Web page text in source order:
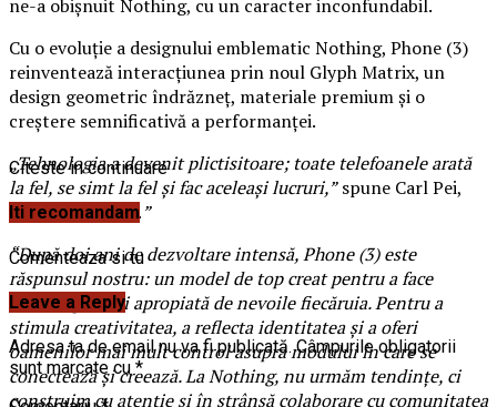
ne-a obișnuit Nothing, cu un caracter inconfundabil.
Cu o evoluție a designului emblematic Nothing, Phone (3)
reinventează interacțiunea prin noul Glyph Matrix, un
design geometric îndrăzneț, materiale premium și o
creștere semnificativă a performanței.
„Tehnologia a devenit plictisitoare; toate telefoanele arată
la fel, se simt la fel și fac aceleași lucruri,”spune Carl Pei,
CEO-ul Nothing.”
“După doi ani de dezvoltare intensă, Phone (3) este
răspunsul nostru: un model de top creat pentru a face
tehnologia mai apropiată de nevoile fiecăruia. Pentru a
stimula creativitatea, a reflecta identitatea și a oferi
oamenilor mai mult control asupra modului în care se
conectează și creează. La Nothing, nu urmăm tendințe, ci
construim cu atenție și în strânsă colaborare cu comunitatea
Citeste in continuare
Iti recomandam
Comenteaza si tu
Leave a Reply
Adresa ta de email nu va fi publicată. Câmpurile obligatorii
sunt marcate cu*